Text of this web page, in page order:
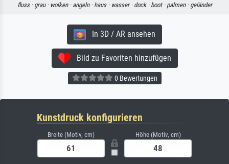
fluss · grau · wolken · angeln · haus · wasser · dock · boot · palmen · geländer
In 3D / AR ansehen
Bild zu Favoriten hinzufügen
0 Bewertungen
Kunstdruck konfigurieren
Breite (Motiv, cm) Höhe (Motiv, cm)